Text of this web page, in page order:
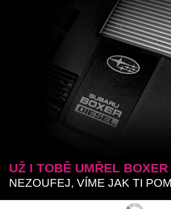
UŽ I TOBĚ UMŘEL
NEZOUFEJ, VÍME JAK TI